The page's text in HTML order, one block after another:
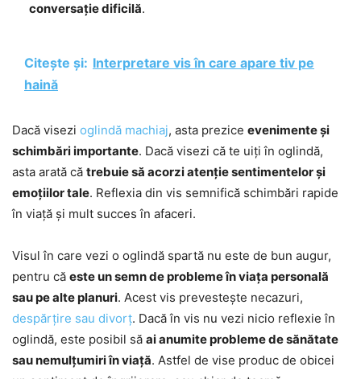
conversație dificilă.
Citește și: Interpretare vis în care apare tiv pe
haină
Dacă visezi oglindă machiaj, asta prezice evenimente și
schimbări importante. Dacă visezi că te uiți în oglindă,
asta arată că trebuie să acorzi atenție sentimentelor și
emoțiilor tale. Reflexia din vis semnifică schimbări rapide
în viață și mult succes în afaceri.
Visul în care vezi o oglindă spartă nu este de bun augur,
pentru că este un semn de probleme în viața personală
sau pe alte planuri. Acest vis prevestește necazuri,
despărțire sau divorț. Dacă în vis nu vezi nicio reflexie în
oglindă, este posibil să ai anumite probleme de sănătate
sau nemulțumiri în viață. Astfel de vise produc de obicei